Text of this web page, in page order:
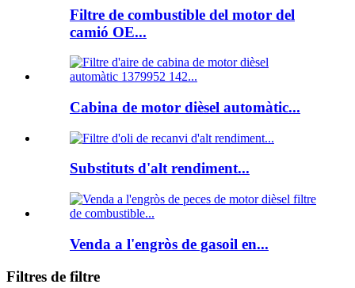
Filtre de combustible del motor del
camió OE...
Cabina de motor dièsel automàtic...
Substituts d'alt rendiment...
Venda a l'engròs de gasoil en...
Filtres de filtre